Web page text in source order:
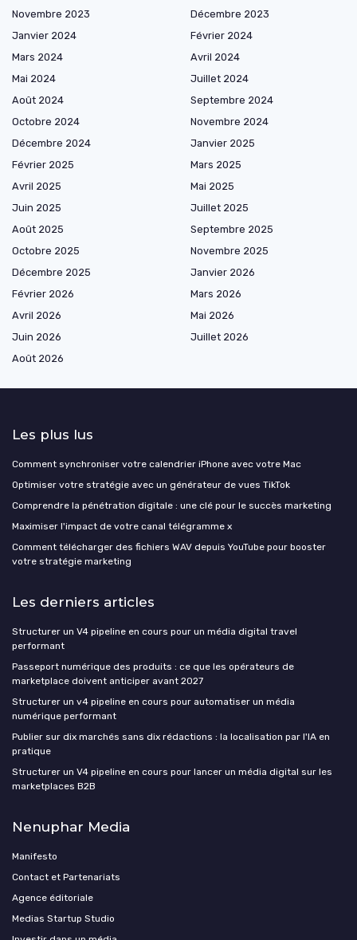
Novembre 2023
Décembre 2023
Janvier 2024
Février 2024
Mars 2024
Avril 2024
Mai 2024
Juillet 2024
Août 2024
Septembre 2024
Octobre 2024
Novembre 2024
Décembre 2024
Janvier 2025
Février 2025
Mars 2025
Avril 2025
Mai 2025
Juin 2025
Juillet 2025
Août 2025
Septembre 2025
Octobre 2025
Novembre 2025
Décembre 2025
Janvier 2026
Février 2026
Mars 2026
Avril 2026
Mai 2026
Juin 2026
Juillet 2026
Août 2026
Les plus lus
Comment synchroniser votre calendrier iPhone avec votre Mac
Optimiser votre stratégie avec un générateur de vues TikTok
Comprendre la pénétration digitale : une clé pour le succès marketing
Maximiser l'impact de votre canal télégramme x
Comment télécharger des fichiers WAV depuis YouTube pour booster
votre stratégie marketing
Les derniers articles
Structurer un V4 pipeline en cours pour un média digital travel
performant
Passeport numérique des produits : ce que les opérateurs de
marketplace doivent anticiper avant 2027
Structurer un v4 pipeline en cours pour automatiser un média
numérique performant
Publier sur dix marchés sans dix rédactions : la localisation par l'IA en
pratique
Structurer un V4 pipeline en cours pour lancer un média digital sur les
marketplaces B2B
Nenuphar Media
Manifesto
Contact et Partenariats
Agence éditoriale
Medias Startup Studio